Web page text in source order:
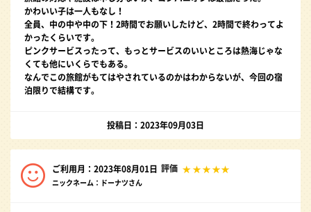
かわいい子は一人もなし！
全員、中の中や中の下！2時間でお願いしたけど、2時間で終わってよ
かったくらいです。
ピンクサービスったって、もっとサービスのいいところは熱海じゃな
くても他にいくらでもある。
なんでこの旅館がもてはやされているのかはわからないが、今回の宿
泊限りで結構です。
投稿日：2023年09月03日
ご利用月：2023年08月01日 評価
ニックネーム：ドーナツさん